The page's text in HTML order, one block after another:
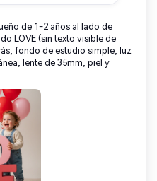
de 1-2 años al lado de
LOVE (sin texto visible de
fondo de estudio simple, luz
lente de 35mm, piel y